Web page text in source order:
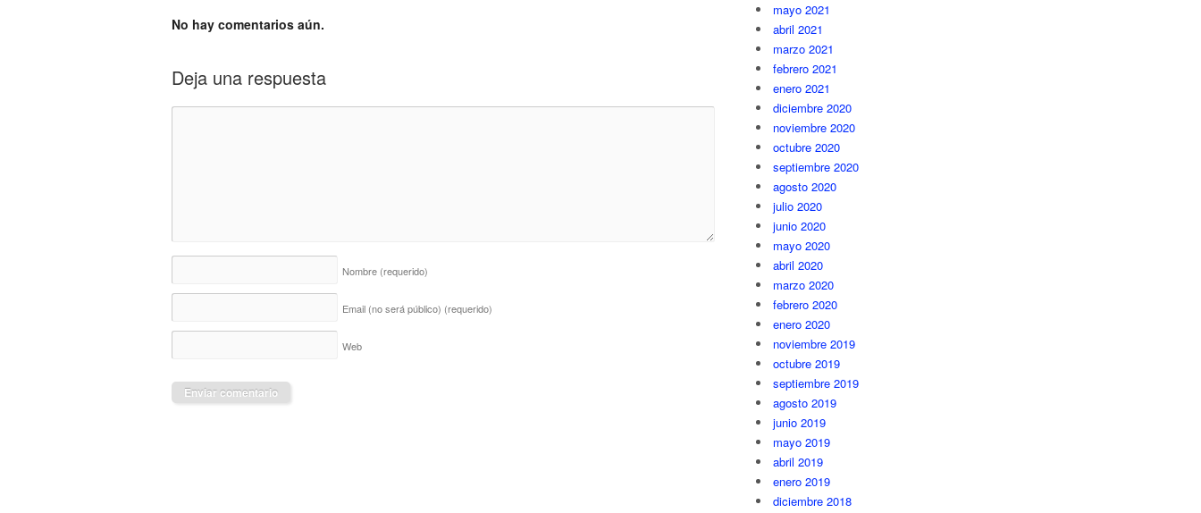
No hay comentarios aún.
Deja una respuesta
Nombre (requerido)
Email (no será público) (requerido)
Web
mayo 2021
abril 2021
marzo 2021
febrero 2021
enero 2021
diciembre 2020
noviembre 2020
octubre 2020
septiembre 2020
agosto 2020
julio 2020
junio 2020
mayo 2020
abril 2020
marzo 2020
febrero 2020
enero 2020
noviembre 2019
octubre 2019
septiembre 2019
agosto 2019
junio 2019
mayo 2019
abril 2019
enero 2019
diciembre 2018